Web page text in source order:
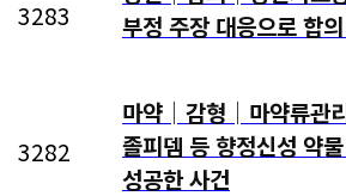
3283
부정 주장 대응으로 합
3282
마약│감형│마약류관
졸피뎀 등 향정신성 약
성공한 사건